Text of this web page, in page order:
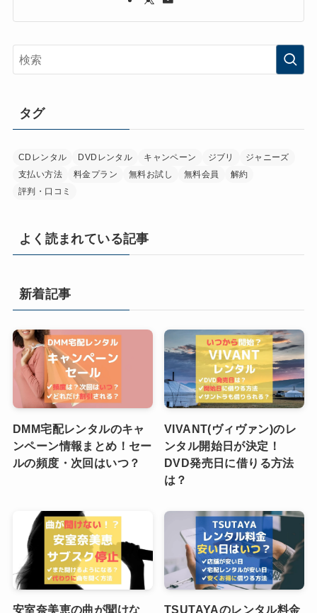
タグ
CDレンタル DVDレンタル キャンペーン ジブリ
ジャニーズ
支払い方法
料金プラン 無料お試し 無料会員
解約
評判・口コミ
よく読まれている記事
新着記事
DMM宅配レンタルのキャ
ンペーン情報まとめ！セー
ルの頻度・次回はいつ？
VIVANT(ヴィヴァン)のレ
ンタル開始日が決定！
DVD発売日に借りる方法
は？
安室奈美恵の曲が聞けな TSUTAYAのレンタル料金